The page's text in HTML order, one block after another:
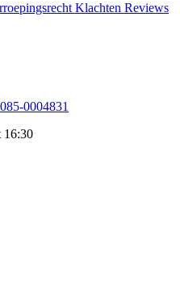
Klachten Reviews
0004831
16:30